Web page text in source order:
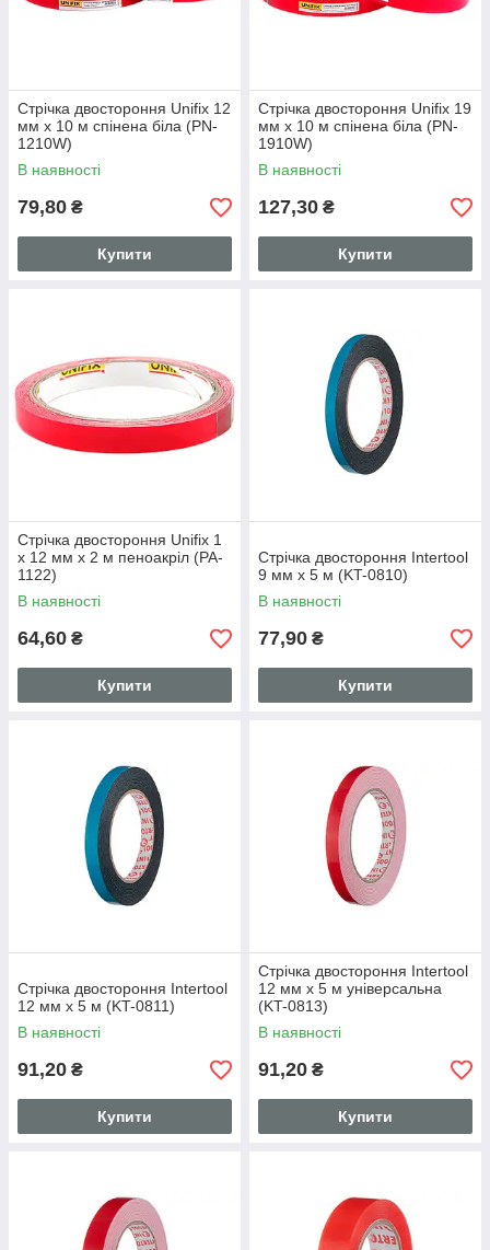
Стрічка двостороння Unifix 12
мм x 10 м спінена біла (PN-
1210W)
В наявності
79,80 ₴
Купити
Стрічка двостороння Unifix 19
мм x 10 м спінена біла (PN-
1910W)
В наявності
127,30 ₴
Купити
Стрічка двостороння Unifix 1
x 12 мм x 2 м пеноакріл (PA-
1122)
В наявності
64,60 ₴
Купити
Стрічка двостороння Intertool
9 мм x 5 м (KT-0810)
В наявності
77,90 ₴
Купити
Стрічка двостороння Intertool
12 мм x 5 м (KT-0811)
В наявності
91,20 ₴
Купити
Стрічка двостороння Intertool
12 мм x 5 м універсальна
(KT-0813)
В наявності
91,20 ₴
Купити